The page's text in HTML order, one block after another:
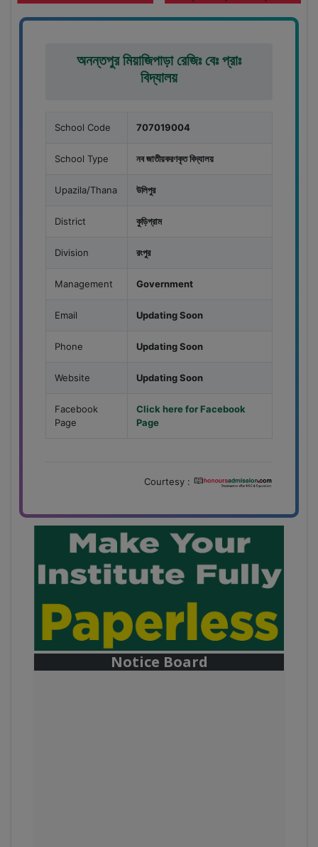
অনন্তপুর মিয়াজিপাড়া রেজিঃ বেঃ প্রাঃ
বিদ্যালয়
School Code 707019004
School Type নব জাতীয়করণকৃত বিদ্যালয়
Upazila/Thana উলিপুর
District কুড়িগ্রাম
Division রংপুর
Management Government
Email Updating Soon
Phone Updating Soon
Website Updating Soon
Facebook
Page
Click here for Facebook
Page
Courtesy :
Notice Board